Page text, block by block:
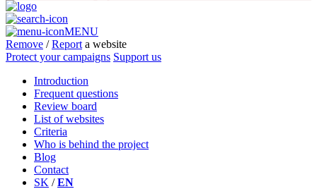
MENU
Remove /Report a website
Protect your campaigns Support us
Introduction
Frequent questions
Review board
List of websites
Criteria
Who is behind the project
Blog
Contact
SK /EN